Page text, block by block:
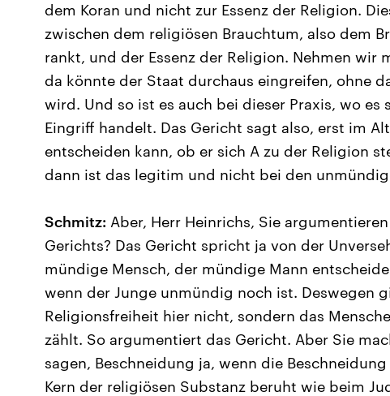
dem Koran und nicht zur Essenz der Religion.
zwischen dem religiösen Brauchtum, also dem
rankt, und der Essenz der Religion. Nehmen wir
da könnte der Staat durchaus eingreifen, ohne
wird. Und so ist es auch bei dieser Praxis, wo
Eingriff handelt. Das Gericht sagt also, erst im
entscheiden kann, ob er sich A zu der Religion
dann ist das legitim und nicht bei den
Schmitz: Aber, Herr Heinrichs, Sie
Gerichts? Das Gericht spricht ja von der
mündige Mensch, der mündige Mann
wenn der Junge unmündig noch ist. Deswegen
Religionsfreiheit hier nicht, sondern das
zählt. So argumentiert das Gericht. Aber Sie
sagen, Beschneidung ja, wenn die
Kern der religiösen Substanz beruht wie beim